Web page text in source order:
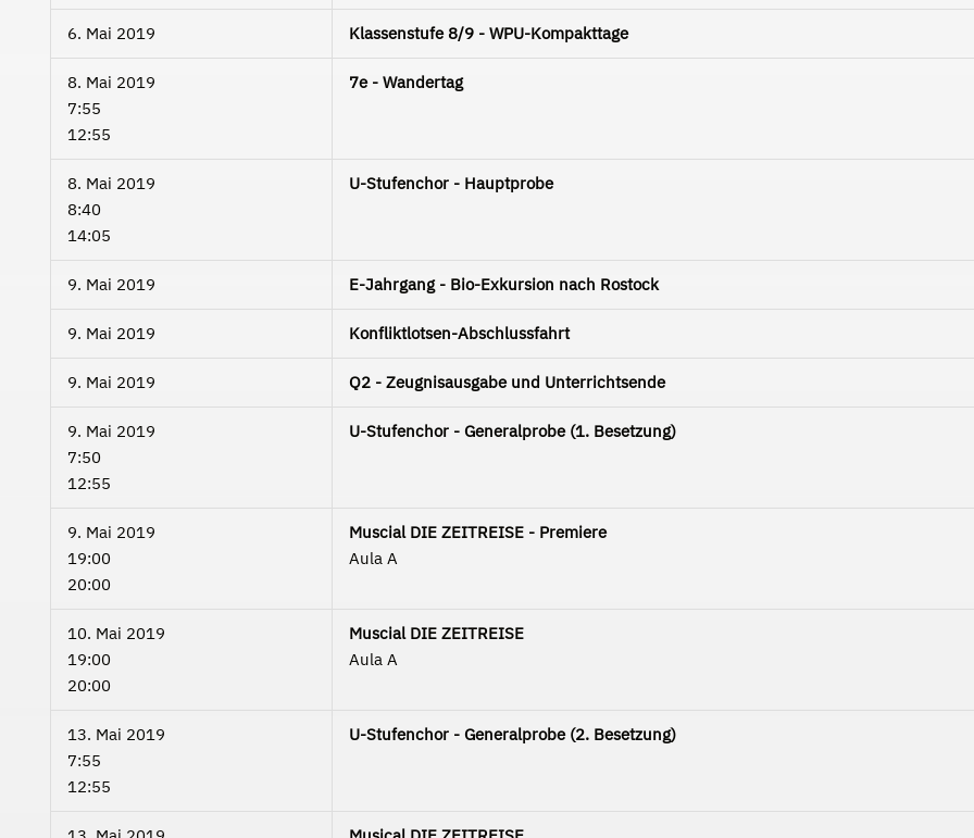
6. Mai 2019 Klassenstufe 8/9 - WPU-Kompakttage
8. Mai 2019
7:55
12:55
7e - Wandertag
8. Mai 2019
8:40
14:05
U-Stufenchor - Hauptprobe
9. Mai 2019 E-Jahrgang - Bio-Exkursion nach Rostock
9. Mai 2019 Konfliktlotsen-Abschlussfahrt
9. Mai 2019 Q2 - Zeugnisausgabe und Unterrichtsende
9. Mai 2019
7:50
12:55
U-Stufenchor - Generalprobe (1. Besetzung)
9. Mai 2019
19:00
20:00
Muscial DIE ZEITREISE - Premiere
Aula A
10. Mai 2019
19:00
20:00
Muscial DIE ZEITREISE
Aula A
13. Mai 2019
7:55
12:55
U-Stufenchor - Generalprobe (2. Besetzung)